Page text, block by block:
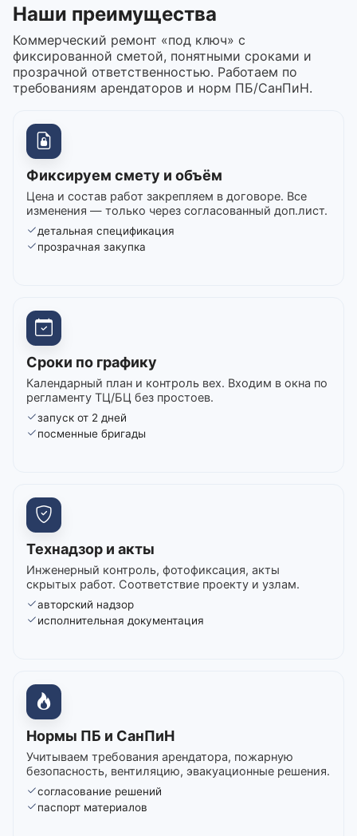
Наши преимущества
Коммерческий ремонт «под ключ» с
фиксированной сметой, понятными сроками и
прозрачной ответственностью. Работаем по
требованиям арендаторов и норм ПБ/СанПиН.
Фиксируем смету и объём
Цена и состав работ закрепляем в договоре. Все
изменения — только через согласованный доп.лист.
детальная спецификация
прозрачная закупка
Сроки по графику
Календарный план и контроль вех. Входим в окна по
регламенту ТЦ/БЦ без простоев.
запуск от 2 дней
посменные бригады
Технадзор и акты
Инженерный контроль, фотофиксация, акты
скрытых работ. Соответствие проекту и узлам.
авторский надзор
исполнительная документация
Нормы ПБ и СанПиН
Учитываем требования арендатора, пожарную
безопасность, вентиляцию, эвакуационные решения.
согласование решений
паспорт материалов